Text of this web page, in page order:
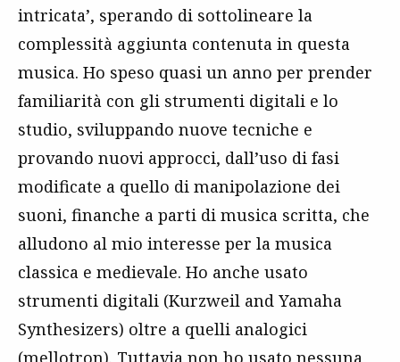
intricata’, sperando di sottolineare la
complessità aggiunta contenuta in questa
musica. Ho speso quasi un anno per prender
familiarità con gli strumenti digitali e lo
studio, sviluppando nuove tecniche e
provando nuovi approcci, dall’uso di fasi
modificate a quello di manipolazione dei
suoni, finanche a parti di musica scritta, che
alludono al mio interesse per la musica
classica e medievale. Ho anche usato
strumenti digitali (Kurzweil and Yamaha
Synthesizers) oltre a quelli analogici